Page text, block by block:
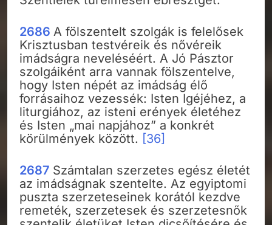
2686 A fölszentelt szolgák is felelősek
Krisztusban testvéreik és nővéreik
imádságra neveléséért. A Jó Pásztor
szolgáiként arra vannak fölszentelve,
hogy Isten népét az imádság élő
forrásaihoz vezessék: Isten Igéjéhez, a
liturgiához, az isteni erények életéhez
és Isten „mai napjához” a konkrét
körülmények között. [36]
2687 Számtalan szerzetes egész életét
az imádságnak szentelte. Az egyiptomi
puszta szerzeteseinek korától kezdve
remeték, szerzetesek és szerzetesnők